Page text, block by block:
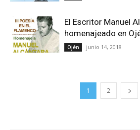
El Escritor Manuel
homenajeado en
Ojén junio 14, 2018
1 2